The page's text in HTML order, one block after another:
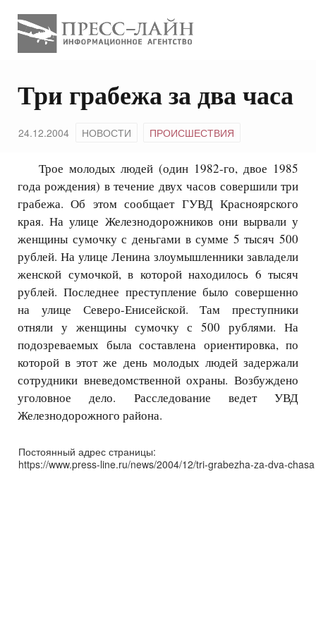
Три грабежа за два часа
24.12.2004 НОВОСТИ ПРОИСШЕСТВИЯ
Трое молодых людей (один 1982-го, двое 1985
года рождения) в течение двух часов совершили три
грабежа. Об этом сообщает ГУВД Красноярского
края. На улице Железнодорожников они вырвали у
женщины сумочку с деньгами в сумме 5 тысяч 500
рублей. На улице Ленина злоумышленники завладели
женской сумочкой, в которой находилось 6 тысяч
рублей. Последнее преступление было совершенно
на улице Северо-Енисейской. Там преступники
отняли у женщины сумочку с 500 рублями. На
подозреваемых была составлена ориентировка, по
которой в этот же день молодых людей задержали
сотрудники вневедомственной охраны. Возбуждено
уголовное дело. Расследование ведет УВД
Железнодорожного района.
Постоянный адрес страницы:
https://www.press-line.ru/news/2004/12/tri-grabezha-za-dva-chasa